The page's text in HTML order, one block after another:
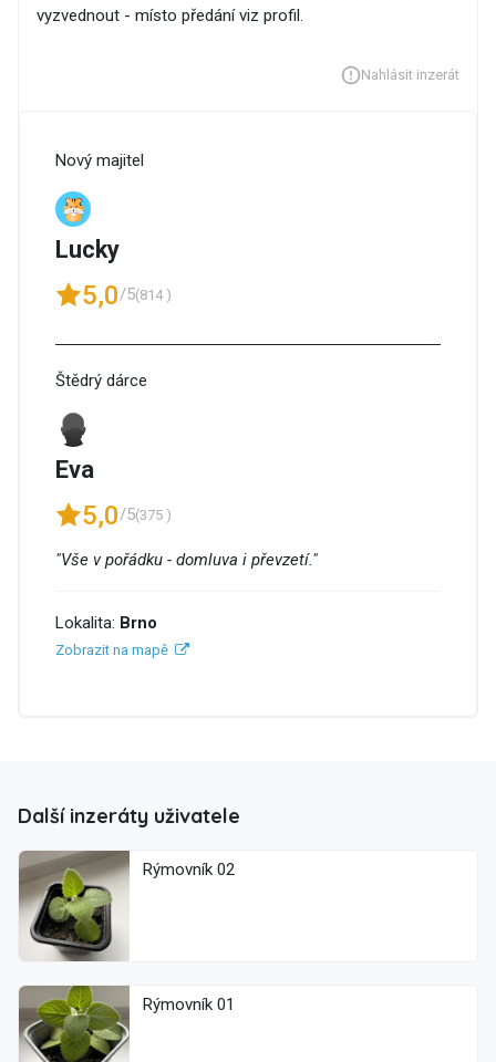
vyzvednout - místo předání viz profil.
Nahlásit inzerát
Nový majitel
Lucky
5,0/5(814 )
Štědrý dárce
Eva
5,0/5(375 )
"Vše v pořádku - domluva i převzetí."
Lokalita: Brno
Zobrazit na mapě
Další inzeráty uživatele
Rýmovník 02
Rýmovník 01